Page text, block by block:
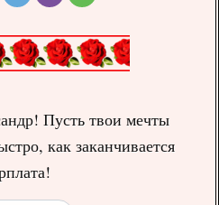
Пусть твои мечты
как заканчивается